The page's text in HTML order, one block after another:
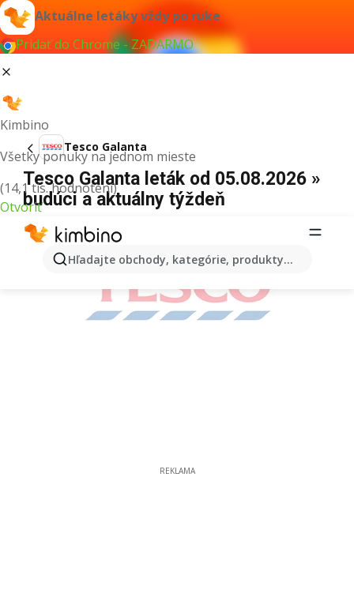
Aktuálne letáky vždy po ruke
Pridať do Chrome - ZADARMO
Kimbino
Všetky ponuky na jednom mieste
(14,1 tis. hodnotení)
Otvoriť
Hľadajte obchody, kategórie, produkty...
Tesco Galanta
Tesco Galanta leták od 05.08.2026 »
budúci a aktuálny týždeň
REKLAMA